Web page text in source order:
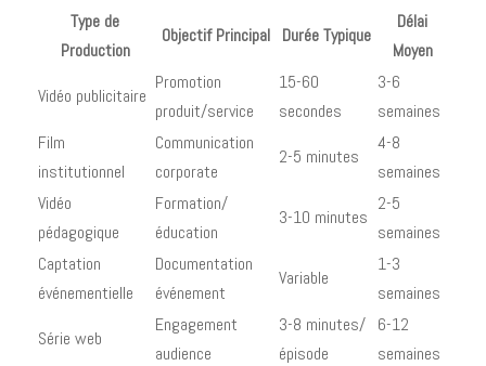
Type de
Production
Objectif Principal Durée Typique
Délai
Moyen
Vidéo publicitaire
Promotion
produit/service
15-60
secondes
3-6
semaines
Film
institutionnel
Communication
corporate
2-5 minutes
4-8
semaines
Vidéo
pédagogique
Formation/
éducation
3-10 minutes
2-5
semaines
Captation
événementielle
Documentation
événement
Variable
1-3
semaines
Série web
Engagement
audience
3-8 minutes/
épisode
6-12
semaines